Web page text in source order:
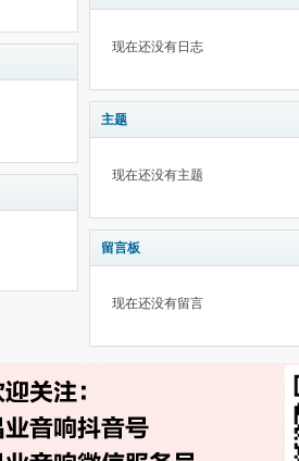
现在还没有日志
主题
现在还没有主题
留言板
现在还没有留言